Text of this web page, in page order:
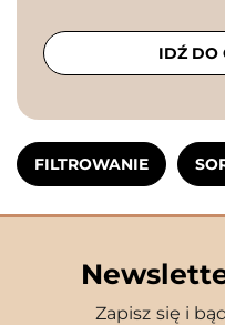
FILTROWANIE
IDŹ DO
Zapisz się i